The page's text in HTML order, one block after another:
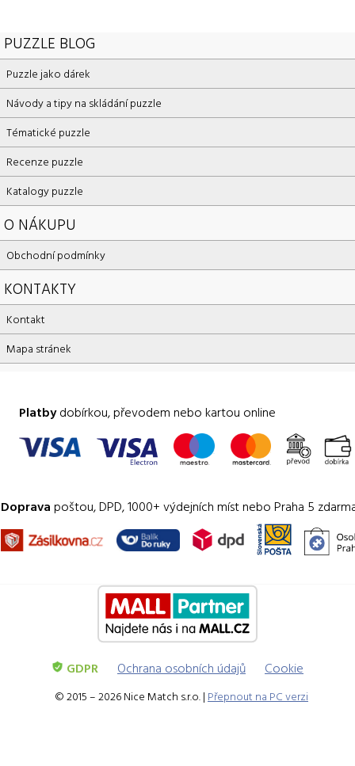
PUZZLE BLOG
Puzzle jako dárek
Návody a tipy na skládání puzzle
Tématické puzzle
Recenze puzzle
Katalogy puzzle
O NÁKUPU
Obchodní podmínky
KONTAKTY
Kontakt
Mapa stránek
Platbydobírkou, převodem nebo kartou online
Doprava poštou, DPD, 1000+ výdejních míst nebo Praha 5
GDPR Ochrana osobních údajů Cookie
© 2015 – 2026 Nice Match s.r.o. | Přepnout na PC verzi